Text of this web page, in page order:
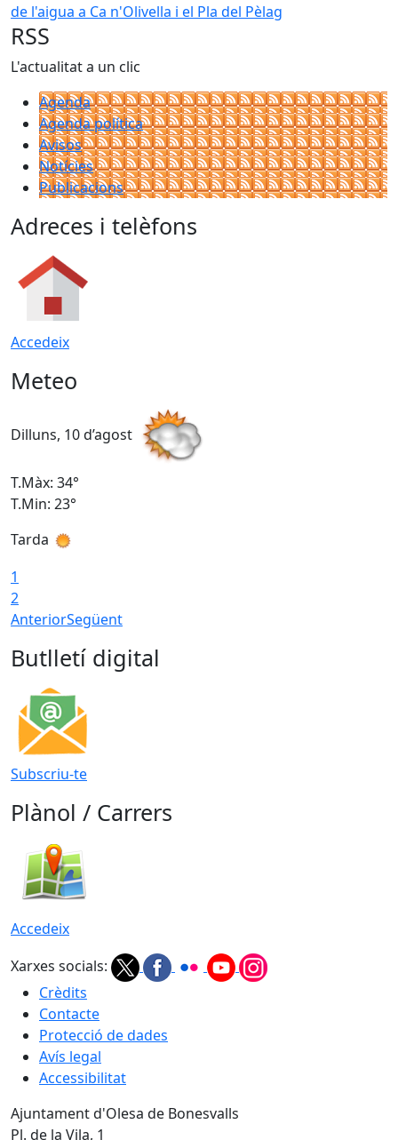
RSS
L'actualitat a un clic
Agenda
Agenda política
Avisos
Notícies
Publicacions
Adreces i telèfons
Accedeix
Meteo
Dilluns, 10 d’agost
T.Màx: 34°
T.Min: 23°
Tarda
1
2
AnteriorSegüent
Butlletí digital
Subscriu-te
Plànol / Carrers
Accedeix
Xarxes socials:
Crèdits
Contacte
Protecció de dades
Avís legal
Accessibilitat
Ajuntament d'Olesa de Bonesvalls
Pl. de la Vila, 1